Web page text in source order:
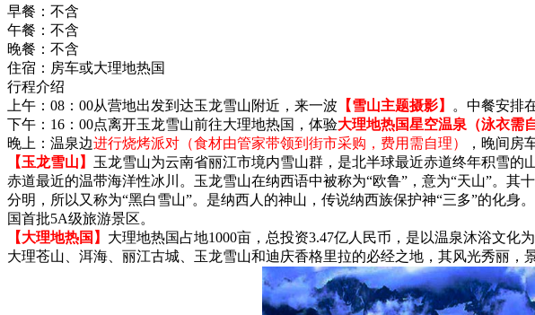
早餐： 不含
午餐： 不含
晚餐： 不含
住宿： 房车或大理地热国
行程介绍
上午：08：00从营地出发到达玉龙雪山附近，来一波 【雪山主题摄影】
。中餐安排
下午：16：00点离开玉龙雪山前往大理地热国，体验大理地热国星空温泉（泳衣需自
晚上：温泉边进行烧烤派对（食材由管家带领到街市采购，费用需自理）
，晚间房
【玉龙雪山】 玉龙雪山为云南省丽江市境内雪山群，是北半球最近赤道终年积雪
赤道最近的温带海洋性冰川。玉龙雪山在纳西语中被称为“欧鲁”，意为“天山”。
分明，所以又称为“黑白雪山”。是纳西人的神山，传说纳西族保护神“三多”的化身
国首批5A级旅游景区。
【大理地热国】 大理地热国占地1000亩，总投资3.47亿人民币，是以温泉沐浴文
大理苍山、洱海、丽江古城、玉龙雪山和迪庆香格里拉的必经之地，其风光秀丽，